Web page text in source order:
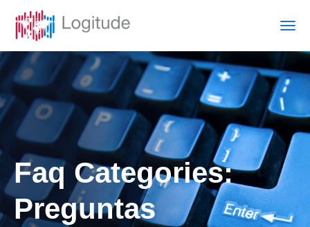
Faq Categories:
Preguntas